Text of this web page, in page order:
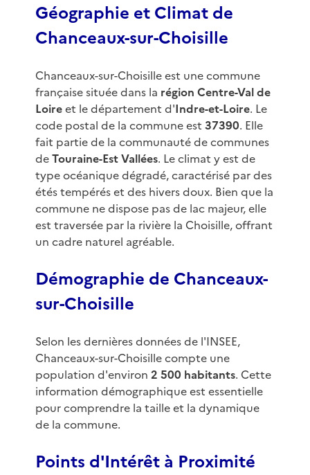
Géographie et Climat de
Chanceaux-sur-Choisille
Chanceaux-sur-Choisille est une commune
française située dans la région Centre-Val de
Loireet le département d'Indre-et-Loire. Le
code postal de la commune est 37390. Elle
fait partie de la communauté de communes
deTouraine-Est Vallées. Le climat y est de
type océanique dégradé, caractérisé par des
étés tempérés et des hivers doux. Bien que la
commune ne dispose pas de lac majeur, elle
est traversée par la rivière la Choisille, offrant
un cadre naturel agréable.
Démographie de Chanceaux-
sur-Choisille
Selon les dernières données de l'INSEE,
Chanceaux-sur-Choisille compte une
population d'environ 2 500 habitants. Cette
information démographique est essentielle
pour comprendre la taille et la dynamique
de la commune.
Points d'Intérêt à Proximité